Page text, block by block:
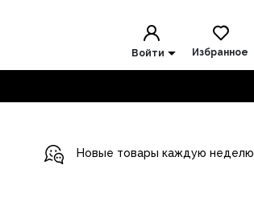
Войти Избранное
Новые товары каждую неделю